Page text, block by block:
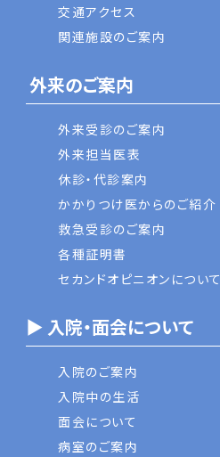
交通アクセス
関連施設のご案内
外来のご案内
外来受診のご案内
外来担当医表
休診・代診案内
かかりつけ医からのご紹介
救急受診のご案内
各種証明書
セカンドオピニオンについて
▶ 入院・面会について
入院のご案内
入院中の生活
面会について
病室のご案内